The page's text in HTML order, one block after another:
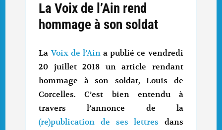
La Voix de l’Ain rend
hommage à son soldat
La Voix de l’Aina publié ce vendredi
20 juillet 2018 un article rendant
hommage à son soldat, Louis de
Corcelles. C’est bien entendu à
travers l’annonce de la
(re)publication de ses lettres dans